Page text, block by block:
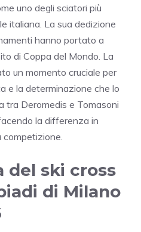
uno degli sciatori più
italiana. La sua dedizione
hanno portato a
di Coppa del Mondo. La
un momento cruciale per
e la determinazione che lo
tra Deromedis e Tomasoni
la differenza in
del ski cross
di Milano